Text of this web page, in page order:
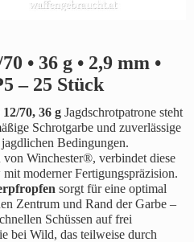
• 36 g • 2,9 mm •
– 25 Stück
70, 36 g Jagdschrotpatrone steht
Schrotgarbe und zuverlässige
Bedingungen.
Winchester®, verbindet diese
moderner Fertigungspräzision.
sorgt für eine optimal
Zentrum und Rand der Garbe –
Schüssen auf frei
bei Wild, das teilweise durch